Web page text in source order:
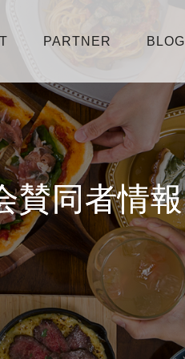
PARTNER BLOG
賛同者情報